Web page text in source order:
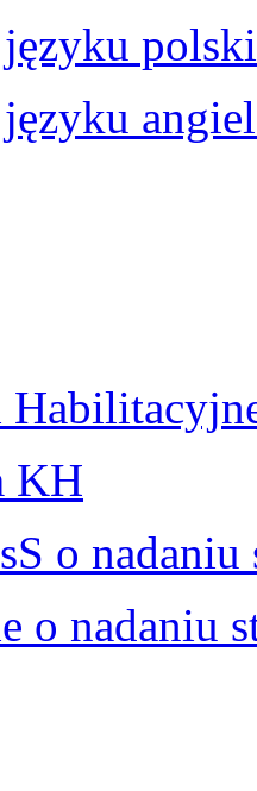
KH
o nadaniu
o nadaniu